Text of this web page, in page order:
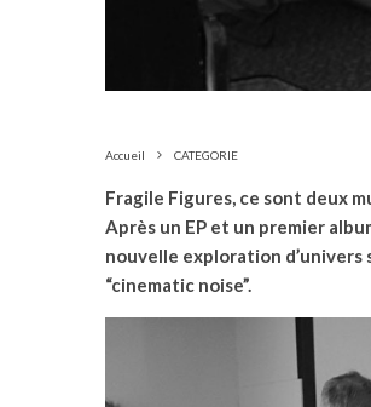
Accueil CATEGORIE
Fragile Figures, ce sont deux
Après un EP et un premier
nouvelle exploration d’univers
“cinematic noise”.